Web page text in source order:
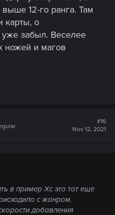
12-го ранга. Там
карты, о
уже забыл. Веселее
ножей и магов
#16
Nov 12, 2021
в пример Хс это тот еще
с жанром.
добавления